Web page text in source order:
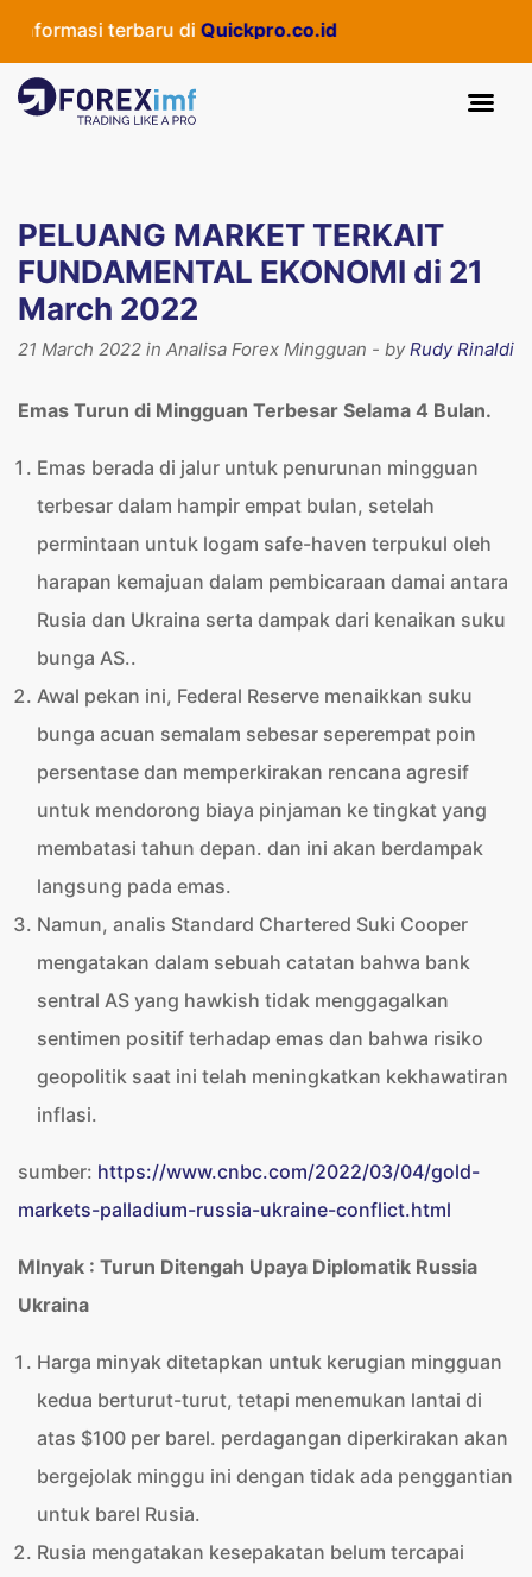
terbaru diQuickpro.co.id
PELUANG MARKET TERKAIT
FUNDAMENTAL EKONOMI di 21
March 2022
21 March 2022 in Analisa Forex Mingguan - byRudy Rinaldi
Emas Turun di Mingguan Terbesar Selama 4 Bulan.
Emas berada di jalur untuk penurunan mingguan
terbesar dalam hampir empat bulan, setelah
permintaan untuk logam safe-haven terpukul oleh
harapan kemajuan dalam pembicaraan damai antara
Rusia dan Ukraina serta dampak dari kenaikan suku
bunga AS..
Awal pekan ini, Federal Reserve menaikkan suku
bunga acuan semalam sebesar seperempat poin
persentase dan memperkirakan rencana agresif
untuk mendorong biaya pinjaman ke tingkat yang
membatasi tahun depan. dan ini akan berdampak
langsung pada emas.
Namun, analis Standard Chartered Suki Cooper
mengatakan dalam sebuah catatan bahwa bank
sentral AS yang hawkish tidak menggagalkan
sentimen positif terhadap emas dan bahwa risiko
geopolitik saat ini telah meningkatkan kekhawatiran
inflasi.
sumber: https://www.cnbc.com/2022/03/04/gold-
markets-palladium-russia-ukraine-conflict.html
MInyak : Turun Ditengah Upaya Diplomatik Russia
Ukraina
Harga minyak ditetapkan untuk kerugian mingguan
kedua berturut-turut, tetapi menemukan lantai di
atas $100 per barel. perdagangan diperkirakan akan
bergejolak minggu ini dengan tidak ada penggantian
untuk barel Rusia.
Rusia mengatakan kesepakatan belum tercapai